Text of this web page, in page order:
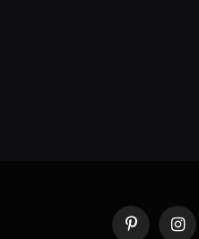
الانستغرامبينتيريست